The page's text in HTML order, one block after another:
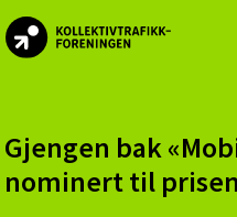
Skip
to
Skip
to
Skip
to
offentlige
aktører
Gjengen bak
nominert til